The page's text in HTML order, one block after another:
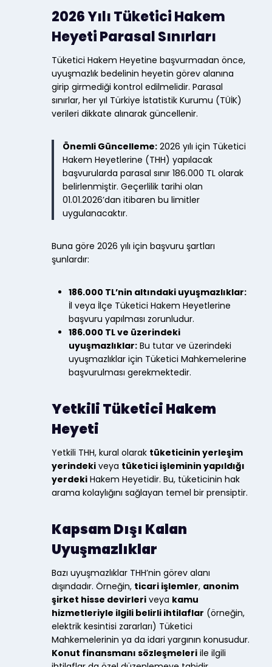
2026 Yılı Tüketici Hakem
Heyeti Parasal Sınırları
Tüketici Hakem Heyetine başvurmadan önce,
uyuşmazlık bedelinin heyetin görev alanına
girip girmediği kontrol edilmelidir. Parasal
sınırlar, her yıl Türkiye İstatistik Kurumu (TÜİK)
verileri dikkate alınarak güncellenir.
Önemli Güncelleme: 2026 yılı için Tüketici
Hakem Heyetlerine (THH) yapılacak
başvurularda parasal sınır 186.000 TL olarak
belirlenmiştir. Geçerlilik tarihi olan
01.01.2026’dan itibaren bu limitler
uygulanacaktır.
Buna göre 2026 yılı için başvuru şartları
şunlardır:
186.000 TL’nin altındaki uyuşmazlıklar:
İl veya İlçe Tüketici Hakem Heyetlerine
başvuru yapılması zorunludur.
186.000 TL ve üzerindeki
uyuşmazlıklar: Bu tutar ve üzerindeki
uyuşmazlıklar için Tüketici Mahkemelerine
başvurulması gerekmektedir.
Yetkili Tüketici Hakem
Heyeti
Yetkili THH, kural olarak tüketicinin yerleşim
yerindeki veya tüketici işleminin yapıldığı
yerdeki Hakem Heyetidir. Bu, tüketicinin hak
arama kolaylığını sağlayan temel bir prensiptir.
Kapsam Dışı Kalan
Uyuşmazlıklar
Bazı uyuşmazlıklar THH’nin görev alanı
dışındadır. Örneğin, ticari işlemler, anonim
şirket hisse devirleri veya kamu
hizmetleriyle ilgili belirli ihtilaflar (örneğin,
elektrik kesintisi zararları) Tüketici
Mahkemelerinin ya da idari yargının konusudur.
Konut finansmanı sözleşmeleri ile ilgili